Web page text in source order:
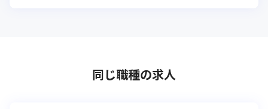
同じ職種の求人